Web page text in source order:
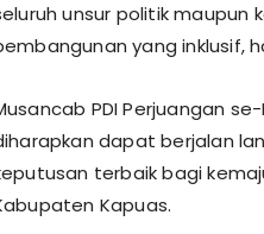
unsur politik maupun
yang inklusif,
PDI Perjuangan
dapat berjalan
terbaik bagi
Kapuas.